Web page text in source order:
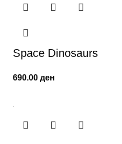
Space Dinosaurs
690.00 ден